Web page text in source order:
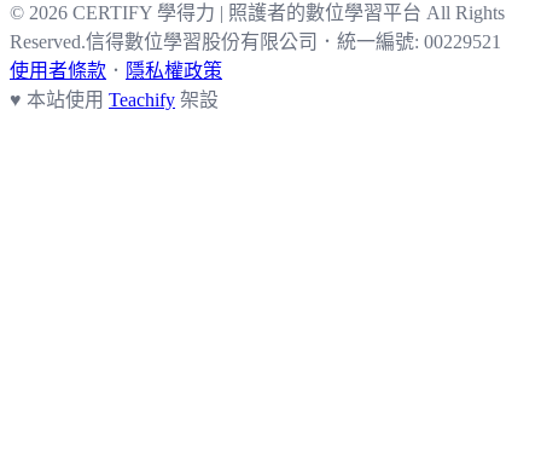
© 2026 CERTIFY 學得力 | 照護者的數位學習平台 All Rights
Reserved.信得數位學習股份有限公司 ． 統一編號: 00229521
使用者條款 ． 隱私權政策
♥ 本站使用 Teachify 架設